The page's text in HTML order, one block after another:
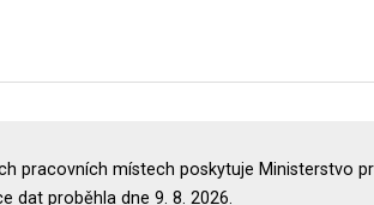
pracovních místech poskytuje Ministerstvo
dat proběhla dne 9. 8. 2026.